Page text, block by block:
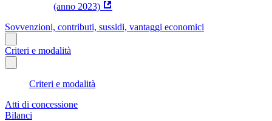
(anno 2023)
Sovvenzioni, contributi, sussidi, vantaggi economici
Criteri e modalità
Criteri e modalità
Atti di concessione
Bilanci